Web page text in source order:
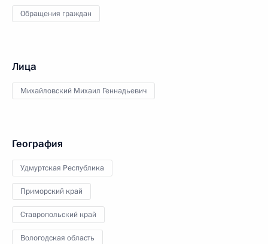
Обращения граждан
Лица
Михайловский Михаил Геннадьевич
География
Удмуртская Республика
Приморский край
Ставропольский край
Вологодская область